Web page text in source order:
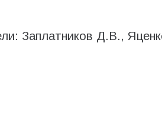
Заплатников Д.В.,